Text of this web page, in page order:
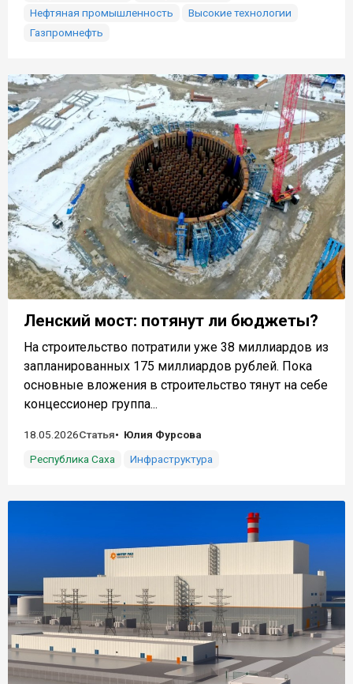
Нефтяная промышленность
Высокие технологии
Газпромнефть
Ленский мост: потянут ли бюджеты?
На строительство потратили уже 38 миллиардов из
запланированных 175 миллиардов рублей. Пока
основные вложения в строительство тянут на себе
концессионер группа...
18.05.2026Статья
Юлия Фурсова
Республика Саха
Инфраструктура